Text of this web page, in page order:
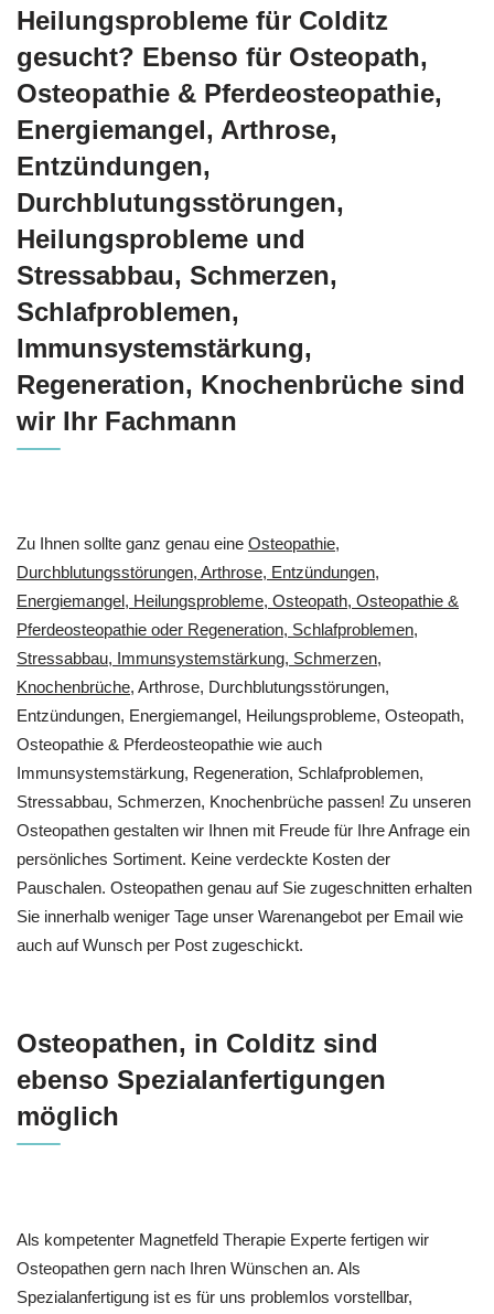
Heilungsprobleme für Colditz
gesucht? Ebenso für Osteopath,
Osteopathie & Pferdeosteopathie,
Energiemangel, Arthrose,
Entzündungen,
Durchblutungsstörungen,
Heilungsprobleme und
Stressabbau, Schmerzen,
Schlafproblemen,
Immunsystemstärkung,
Regeneration, Knochenbrüche sind
wir Ihr Fachmann
Zu Ihnen sollte ganz genau eine Osteopathie,
Durchblutungsstörungen, Arthrose, Entzündungen,
Energiemangel, Heilungsprobleme, Osteopath, Osteopathie &
Pferdeosteopathie oder Regeneration, Schlafproblemen,
Stressabbau, Immunsystemstärkung, Schmerzen,
Knochenbrüche, Arthrose, Durchblutungsstörungen,
Entzündungen, Energiemangel, Heilungsprobleme, Osteopath,
Osteopathie & Pferdeosteopathie wie auch
Immunsystemstärkung, Regeneration, Schlafproblemen,
Stressabbau, Schmerzen, Knochenbrüche passen! Zu unseren
Osteopathen gestalten wir Ihnen mit Freude für Ihre Anfrage ein
persönliches Sortiment. Keine verdeckte Kosten der
Pauschalen. Osteopathen genau auf Sie zugeschnitten erhalten
Sie innerhalb weniger Tage unser Warenangebot per Email wie
auch auf Wunsch per Post zugeschickt.
Osteopathen, in Colditz sind
ebenso Spezialanfertigungen
möglich
Als kompetenter Magnetfeld Therapie Experte fertigen wir
Osteopathen gern nach Ihren Wünschen an. Als
Spezialanfertigung ist es für uns problemlos vorstellbar,